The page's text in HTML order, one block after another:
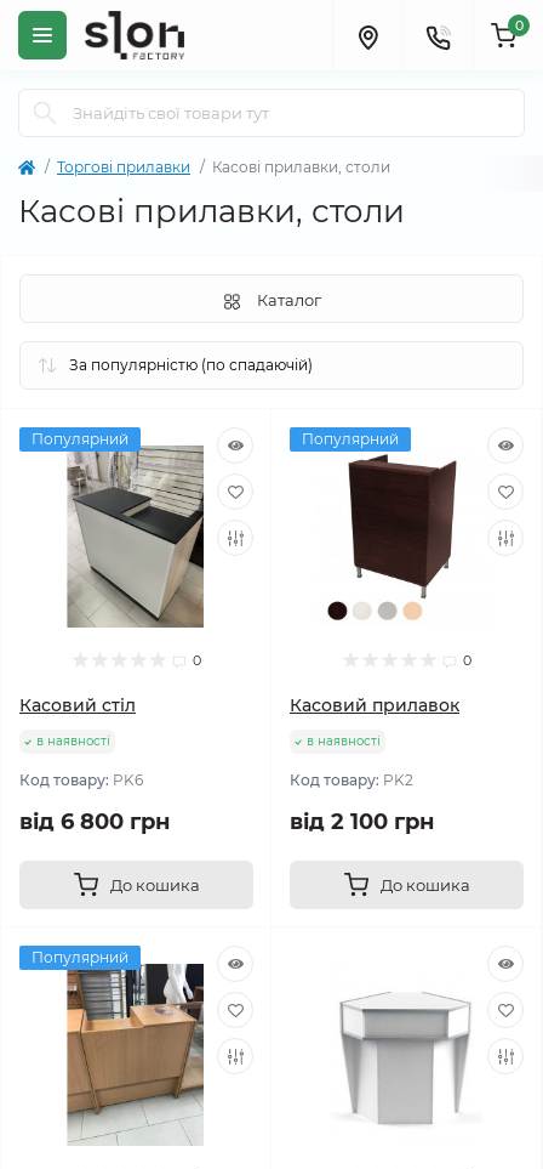
0
Торгові прилавки Касові прилавки, столи
Касові прилавки, столи
Каталог
Популярний
0
Касовий стіл
в наявності
Код товару: PK6
від 6 800 грн
До кошика
Популярний
0
Касовий прилавок
в наявності
Код товару: PK2
від 2 100 грн
До кошика
Популярний